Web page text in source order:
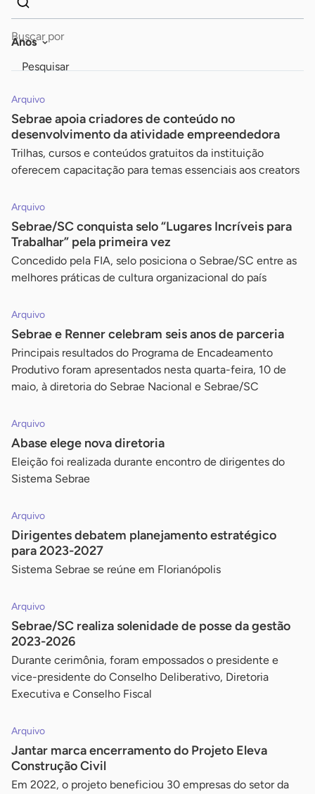
para
busca
chave
Pesquisar
Anos
Arquivo
Sebrae apoia criadores de conteúdo no
desenvolvimento da atividade empreendedora
Trilhas, cursos e conteúdos gratuitos da instituição
oferecem capacitação para temas essenciais aos creators
Arquivo
Sebrae/SC conquista selo “Lugares Incríveis para
Trabalhar” pela primeira vez
Concedido pela FIA, selo posiciona o Sebrae/SC entre as
melhores práticas de cultura organizacional do país
Arquivo
Sebrae e Renner celebram seis anos de parceria
Principais resultados do Programa de Encadeamento
Produtivo foram apresentados nesta quarta-feira, 10 de
maio, à diretoria do Sebrae Nacional e Sebrae/SC
Arquivo
Abase elege nova diretoria
Eleição foi realizada durante encontro de dirigentes do
Sistema Sebrae
Arquivo
Dirigentes debatem planejamento estratégico
para 2023-2027
Sistema Sebrae se reúne em Florianópolis
Arquivo
Sebrae/SC realiza solenidade de posse da gestão
2023-2026
Durante cerimônia, foram empossados o presidente e
vice-presidente do Conselho Deliberativo, Diretoria
Executiva e Conselho Fiscal
Arquivo
Jantar marca encerramento do Projeto Eleva
Construção Civil
Em 2022, o projeto beneficiou 30 empresas do setor da